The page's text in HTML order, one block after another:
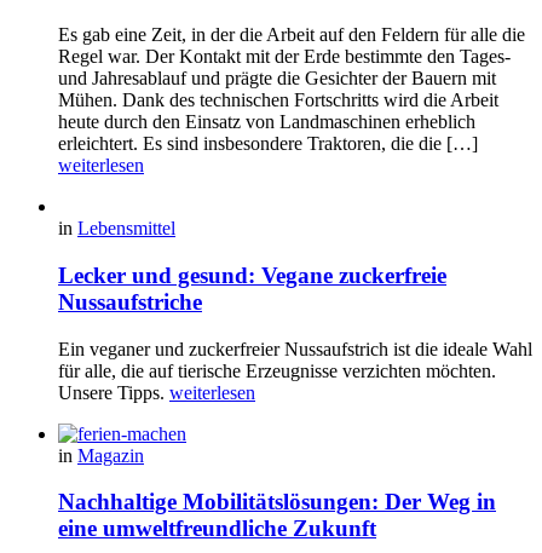
Es gab eine Zeit, in der die Arbeit auf den Feldern für alle die
Regel war. Der Kontakt mit der Erde bestimmte den Tages-
und Jahresablauf und prägte die Gesichter der Bauern mit
Mühen. Dank des technischen Fortschritts wird die Arbeit
heute durch den Einsatz von Landmaschinen erheblich
erleichtert. Es sind insbesondere Traktoren, die die […]
weiterlesen
in Lebensmittel
Lecker und gesund: Vegane zuckerfreie
Nussaufstriche
Ein veganer und zuckerfreier Nussaufstrich ist die ideale Wahl
für alle, die auf tierische Erzeugnisse verzichten möchten.
Unsere Tipps. weiterlesen
in Magazin
Nachhaltige Mobilitätslösungen: Der Weg in
eine umweltfreundliche Zukunft